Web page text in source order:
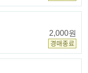
2,000원